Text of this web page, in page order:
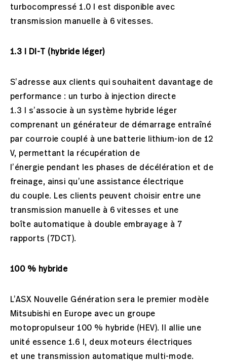
turbocompressé 1.0 l est disponible avec
transmission manuelle à 6 vitesses.
1.3 l DI-T (hybride léger)
S’adresse aux clients qui souhaitent davantage de
performance : un turbo à injection directe
1.3 l s’associe à un système hybride léger
comprenant un générateur de démarrage entraîné
par courroie couplé à une batterie lithium-ion de 12
V, permettant la récupération de
l’énergie pendant les phases de décélération et de
freinage, ainsi qu’une assistance électrique
du couple. Les clients peuvent choisir entre une
transmission manuelle à 6 vitesses et une
boîte automatique à double embrayage à 7
rapports (7DCT).
100 % hybride
L’ASX Nouvelle Génération sera le premier modèle
Mitsubishi en Europe avec un groupe
motopropulseur 100 % hybride (HEV). Il allie une
unité essence 1.6 l, deux moteurs électriques
et une transmission automatique multi-mode.